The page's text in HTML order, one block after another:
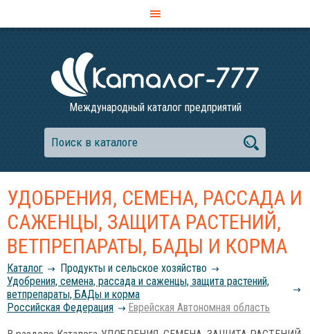
Международный каталог предприятий
УДОБРЕНИЯ, СЕМЕНА, РАССАДА И
САЖЕНЦЫ, ЗАЩИТА РАСТЕНИЙ,
ВЕТПРЕПАРАТЫ, БАДЫ И КОРМА
Каталог
Продукты и сельское хозяйство
Удобрения, семена, рассада и саженцы, защита растений,
ветпрепараты, БАДы и корма
Российcкая Федерация
Еврейская Автономная область